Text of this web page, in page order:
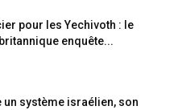
pour les Yechivoth : le
enquête...
un système israélien, son